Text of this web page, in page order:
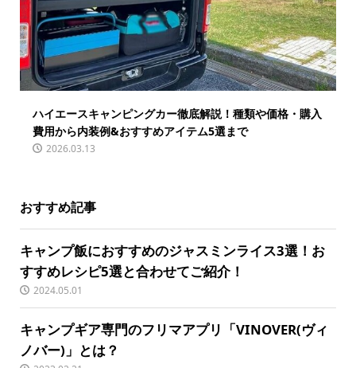
ハイエースキャンピングカー徹底解説！種類や価格・購入
費用から内装例&おすすめアイテム5選まで
2026.03.13
おすすめ記事
キャンプ飯におすすめのジャスミンライス3選！お
すすめレシピ5選と合わせてご紹介！
2024.05.01
キャンプギア専門のフリマアプリ「VINOVER(ヴィ
ノバー)」とは？